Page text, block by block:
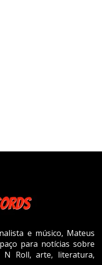
e músico, Mateus
para notícias sobre
N Roll, arte, literatura,